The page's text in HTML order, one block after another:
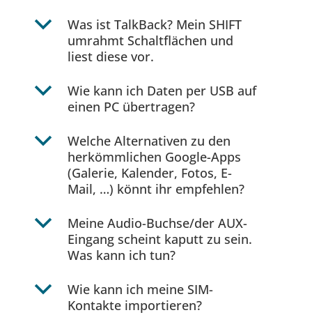
b
Was ist TalkBack? Mein SHIFT
umrahmt Schaltflächen und
liest diese vor.
b
Wie kann ich Daten per USB auf
einen PC übertragen?
b
Welche Alternativen zu den
herkömmlichen Google-Apps
(Galerie, Kalender, Fotos, E-
Mail, …) könnt ihr empfehlen?
b
Meine Audio-Buchse/der AUX-
Eingang scheint kaputt zu sein.
Was kann ich tun?
b
Wie kann ich meine SIM-
Kontakte importieren?